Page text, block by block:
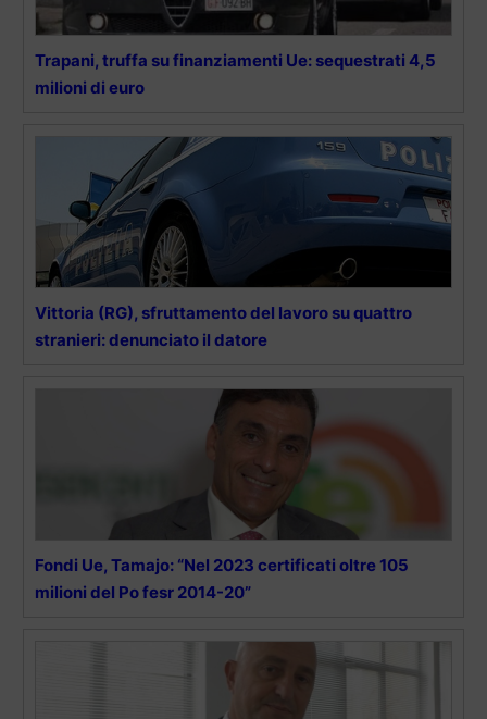
Trapani, truffa su finanziamenti Ue: sequestrati 4,5
milioni di euro
Vittoria (RG), sfruttamento del lavoro su quattro
stranieri: denunciato il datore
Fondi Ue, Tamajo: “Nel 2023 certificati oltre 105
milioni del Po fesr 2014-20”